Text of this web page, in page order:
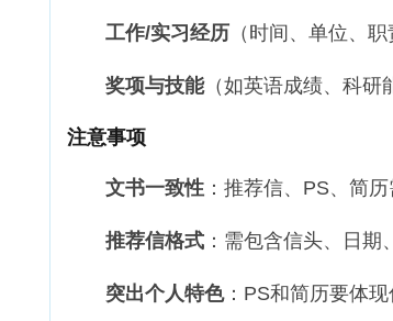
工作/实习经历 （时间、单位、职
奖项与技能（如英语成绩、科研
注意事项
文书一致性 ：推荐信、PS、简
推荐信格式 ：需包含信头、日期
突出个人特色：PS和简历要体现